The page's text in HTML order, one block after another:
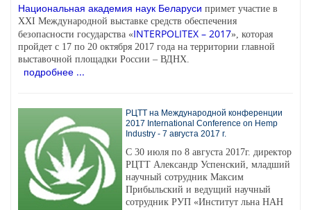
Национальная академия наук Беларуси примет участие в
XXI Международной выставке средств обеспечения
безопасности государства «INTERPOLITEX – 2017», которая
пройдет c 17 по 20 октября 2017 года на территории главной
выставочной площадки России – ВДНХ.
подробнее ...
РЦТТ на Международной конференции
2017 International Conference on Hemp
Industry - 7 августа 2017 г.
С 30 июля по 8 августа 2017г. директор
РЦТТ Александр Успенский, младший
научный сотрудник Максим
Прибыльский и ведущий научный
сотрудник РУП «Институт льна НАН